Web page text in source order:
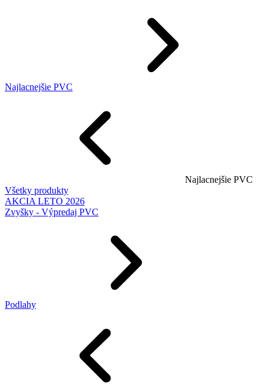
Najlacnejšie PVC
Najlacnejšie PVC
Všetky produkty
AKCIA LETO 2026
Zvyšky - Výpredaj PVC
Podlahy